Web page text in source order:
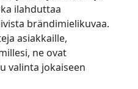
ilahduttaa
brändimielikuvaa.
asiakkaille,
ne ovat
valinta jokaiseen